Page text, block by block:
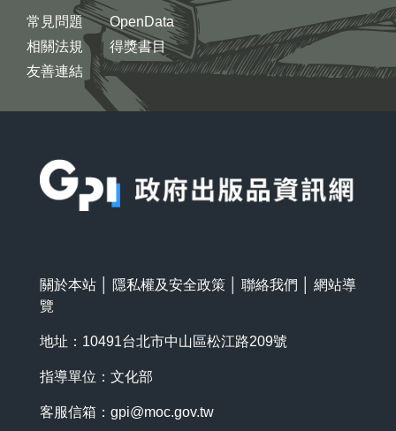
常見問題
相關法規
友善連結
OpenData
得獎書目
關於本站 隱私權及安全政策 聯絡我們
網站導
覽
地址：10491台北市中山區松江路209號
指導單位：文化部
客服信箱： gpi@moc.gov.tw